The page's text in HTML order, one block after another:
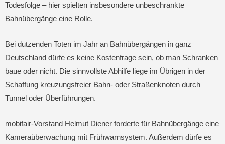
Todesfolge – hier spielten insbesondere unbeschrankte
Bahnübergänge eine Rolle.
Bei dutzenden Toten im Jahr an Bahnübergängen in ganz
Deutschland dürfe es keine Kostenfrage sein, ob man Schranken
baue oder nicht. Die sinnvollste Abhilfe liege im Übrigen in der
Schaffung kreuzungsfreier Bahn- oder Straßenknoten durch
Tunnel oder Überführungen.
mobifair-Vorstand Helmut Diener forderte für Bahnübergänge eine
Kameraüberwachung mit Frühwarnsystem. Außerdem dürfe es